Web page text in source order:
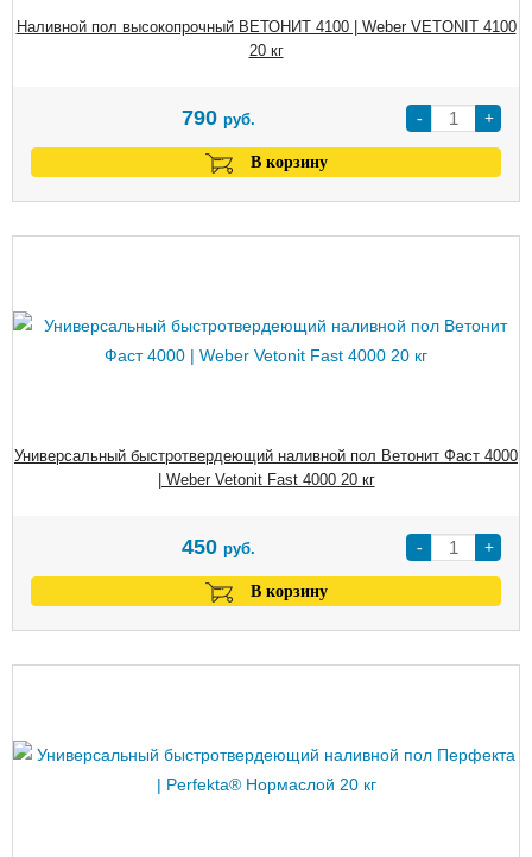
Наливной пол высокопрочный ВЕТОНИТ 4100 | Weber VETONIT 4100
20 кг
- +
790 руб.
В корзину
Универсальный быстротвердеющий наливной пол Ветонит Фаст 4000
| Weber Vetonit Fast 4000 20 кг
- +
450 руб.
В корзину